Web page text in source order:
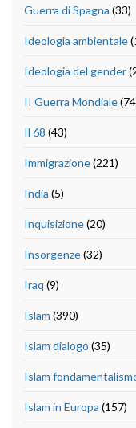
Guerra di Spagna (33)
Ideologia ambientale
Ideologia del gender
II Guerra Mondiale
Il 68 (43)
Immigrazione(221)
India (5)
Inquisizione(20)
Insorgenze(32)
Iraq (9)
Islam (390)
Islam dialogo (35)
Islam
Islam in Europa (157)